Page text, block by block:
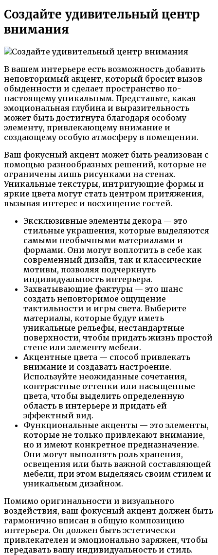
Создайте удивительный центр
внимания
В вашем интерьере есть возможность добавить
неповторимый акцент, который бросит вызов
обыденности и сделает пространство по-
настоящему уникальным. Представьте, какая
эмоциональная глубина и выразительность
может быть достигнута благодаря особому
элементу, привлекающему внимание и
создающему особую атмосферу в помещении.
Ваш фокусный акцент может быть реализован с
помощью разнообразных решений, которые не
ограничены лишь рисунками на стенах.
Уникальные текстуры, интригующие формы и
яркие цвета могут стать центром притяжения,
вызывая интерес и восхищение гостей.
Эксклюзивные элементы декора — это
стильные украшения, которые выделяются
самыми необычными материалами и
формами. Они могут воплотить в себе как
современный дизайн, так и классические
мотивы, позволяя подчеркнуть
индивидуальность интерьера.
Захватывающие фактуры — это шанс
создать неповторимое ощущение
тактильности и игры света. Выберите
материалы, которые будут иметь
уникальные рельефы, нестандартные
поверхности, чтобы придать жизнь простой
стене или элементу мебели.
Акцентные цвета — способ привлекать
внимание и создавать настроение.
Используйте неожиданные сочетания,
контрастные оттенки или насыщенные
цвета, чтобы выделить определенную
область в интерьере и придать ей
эффектный вид.
Функциональные акценты — это элементы,
которые не только привлекают внимание,
но и имеют конкретное предназначение.
Они могут выполнять роль хранения,
освещения или быть важной составляющей
мебели, при этом выделяясь своим стилем и
уникальным дизайном.
Помимо оригинальности и визуального
воздействия, ваш фокусный акцент должен быть
гармонично вписан в общую композицию
интерьера. Он должен быть эстетически
привлекателен и эмоционально заряжен, чтобы
передавать вашу индивидуальность и стиль.